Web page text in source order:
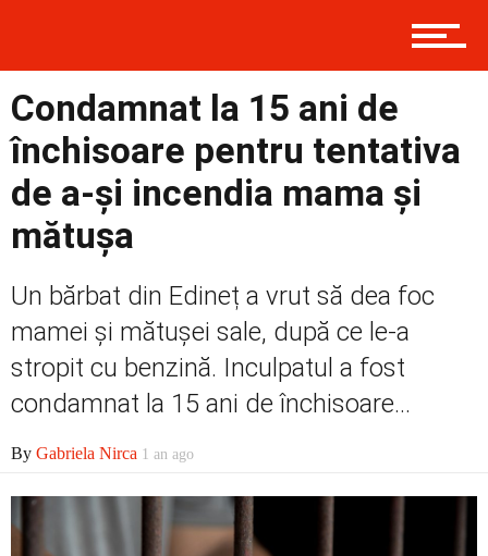
Prima
Politică
Externe
Condamnat la 15 ani de
închisoare pentru tentativa
de a-și incendia mama și
mătușa
Un bărbat din Edineț a vrut să dea foc
mamei și mătușei sale, după ce le-a
stropit cu benzină. Inculpatul a fost
condamnat la 15 ani de închisoare...
By Gabriela Nirca 1 an ago